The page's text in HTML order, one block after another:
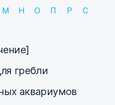
М Н О П Р
С
гребли
аквариумов